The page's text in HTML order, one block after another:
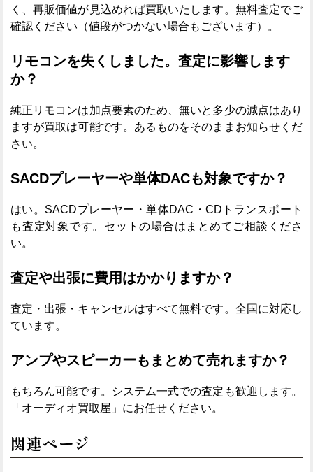
く、再販価値が見込めれば買取いたします。無料査定でご
確認ください（値段がつかない場合もございます）。
リモコンを失くしました。査定に影響します
か？
純正リモコンは加点要素のため、無いと多少の減点はあり
ますが買取は可能です。あるものをそのままお知らせくだ
さい。
SACDプレーヤーや単体DACも対象ですか？
はい。SACDプレーヤー・単体DAC・CDトランスポート
も査定対象です。セットの場合はまとめてご相談くださ
い。
査定や出張に費用はかかりますか？
査定・出張・キャンセルはすべて無料です。全国に対応し
ています。
アンプやスピーカーもまとめて売れますか？
もちろん可能です。システム一式での査定も歓迎します。
「オーディオ買取屋」にお任せください。
関連ページ